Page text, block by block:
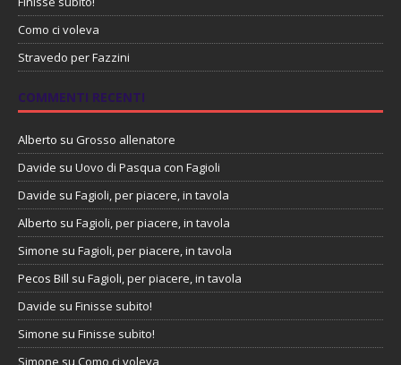
Como ci voleva
Stravedo per Fazzini
COMMENTI RECENTI
Alberto su Grosso allenatore
Davide su Uovo di Pasqua con Fagioli
Davide su Fagioli, per piacere, in tavola
Alberto su Fagioli, per piacere, in tavola
Simone su Fagioli, per piacere, in tavola
Pecos Bill su Fagioli, per piacere, in tavola
Davide su Finisse subito!
Simone su Finisse subito!
Simone su Como ci voleva